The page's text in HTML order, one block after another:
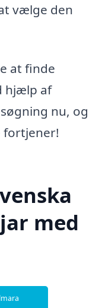
vælge den
at finde
hjælp af
nu, og
fortjener!
med